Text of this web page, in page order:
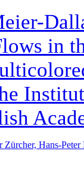
in
Zürcher, Hans-